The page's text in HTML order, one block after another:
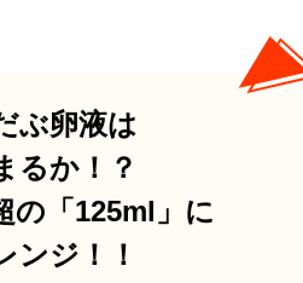
ぶ卵液は
るか！？
の「125ml」に
ンジ！！